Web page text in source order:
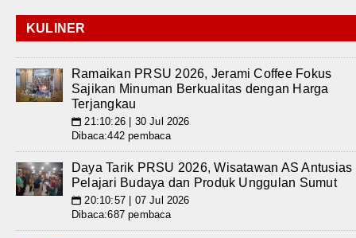
KULINER
Ramaikan PRSU 2026, Jerami Coffee Fokus
Sajikan Minuman Berkualitas dengan Harga
Terjangkau
📅 21:10:26 | 30 Jul 2026
Dibaca:442 pembaca
Daya Tarik PRSU 2026, Wisatawan AS Antusias
Pelajari Budaya dan Produk Unggulan Sumut
📅 20:10:57 | 07 Jul 2026
Dibaca:687 pembaca